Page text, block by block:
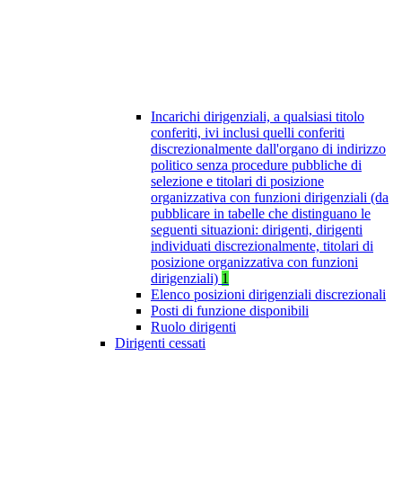
Incarichi dirigenziali, a qualsiasi titolo
conferiti, ivi inclusi quelli conferiti
discrezionalmente dall'organo di indirizzo
politico senza procedure pubbliche di
selezione e titolari di posizione
organizzativa con funzioni dirigenziali (da
pubblicare in tabelle che distinguano le
seguenti situazioni: dirigenti, dirigenti
individuati discrezionalmente, titolari di
posizione organizzativa con funzioni
dirigenziali) 1
Elenco posizioni dirigenziali discrezionali
Posti di funzione disponibili
Ruolo dirigenti
Dirigenti cessati